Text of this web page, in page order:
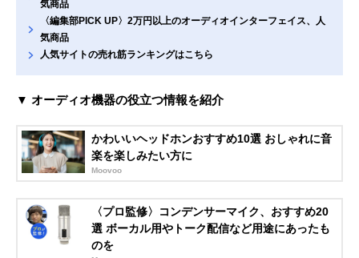
気商品
〈編集部PICK UP〉2万円以上のオーディオインターフェイス、人
気商品
人気サイトの売れ筋ランキングはこちら
▼ オーディオ機器の役立つ情報を紹介
かわいいヘッドホンおすすめ10選 おしゃれに音
楽を楽しみたい方に
Moovoo
〈プロ監修〉コンデンサーマイク、おすすめ20
選 ボーカル用やトーク配信など用途にあったも
のを